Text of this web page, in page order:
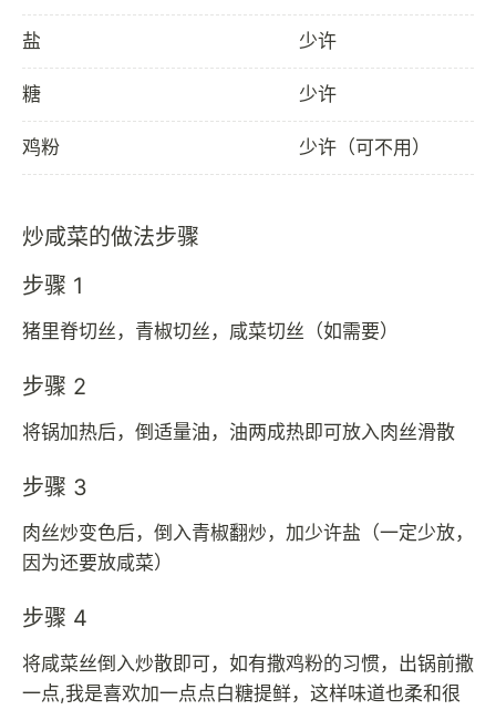
盐 少许
糖 少许
鸡粉 少许（可不用）
炒咸菜的做法步骤
步骤 1
猪里脊切丝，青椒切丝，咸菜切丝（如需要）
步骤 2
将锅加热后，倒适量油，油两成热即可放入肉丝滑散
步骤 3
肉丝炒变色后，倒入青椒翻炒，加少许盐（一定少放，
因为还要放咸菜）
步骤 4
将咸菜丝倒入炒散即可，如有撒鸡粉的习惯，出锅前撒
一点,我是喜欢加一点点白糖提鲜，这样味道也柔和很